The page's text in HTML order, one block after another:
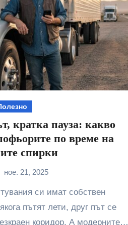
кратка пауза: какво
по време на
спирки
ное. 21, 2025
пътят лети, друг път се
коридор. А модерните…